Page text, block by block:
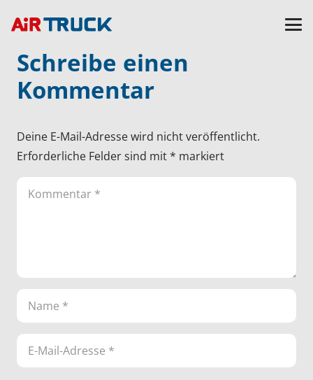
Schreibe einen
Kommentar
Deine E-Mail-Adresse wird nicht veröffentlicht.
Erforderliche Felder sind mit* markiert